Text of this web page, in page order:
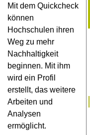
Mit dem Quickcheck
können
Hochschulen ihren
Weg zu mehr
Nachhaltigkeit
beginnen. Mit ihm
wird ein Profil
erstellt, das weitere
Arbeiten und
Analysen
ermöglicht.